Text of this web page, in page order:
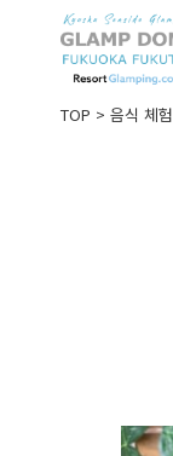
TOP > 음식 체험